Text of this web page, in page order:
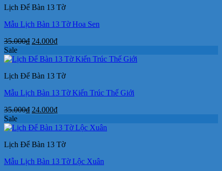
24.000₫.
Lịch Để Bàn 13 Tờ
Mẫu Lịch Bàn 13 Tờ Hoa Sen
35.000₫ Giá
là:
24.000₫Giá
tại
24.000₫.
Sale
Lịch Để Bàn 13 Tờ
Mẫu Lịch Bàn 13 Tờ Kiến Trúc Thế Giới
35.000₫ Giá
là:
24.000₫Giá
tại
24.000₫.
Sale
Lịch Để Bàn 13 Tờ
Mẫu Lịch Bàn 13 Tờ Lộc Xuân